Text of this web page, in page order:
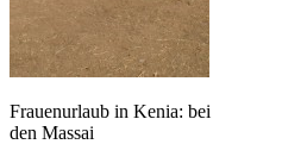
Frauenurlaub in Kenia: bei
den Massai